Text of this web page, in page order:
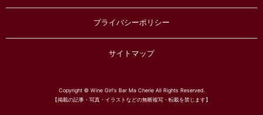
プライバシーポリシー
サイトマップ
Copyright © Wine Girl's Bar Ma Cherie All Rights Reserved.
【掲載の記事・写真・イラストなどの無断複写・転載を禁じます】